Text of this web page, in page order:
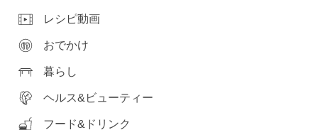
レシピ動画
おでかけ
暮らし
ヘルス&ビューティー
フード&ドリンク